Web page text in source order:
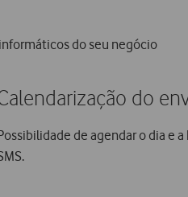
do seu negócio
do
de agendar o dia e